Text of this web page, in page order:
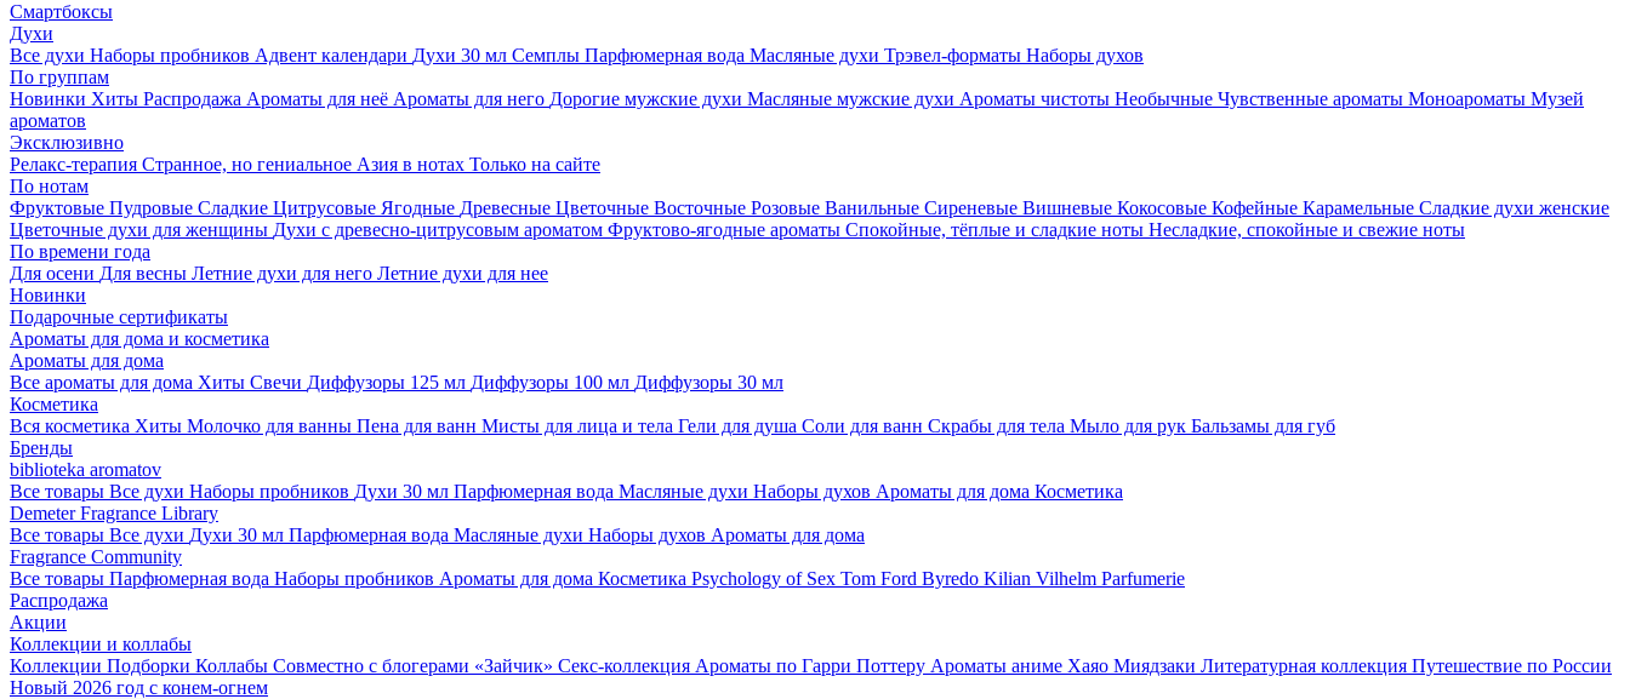
Смартбоксы
Духи
Все духи Наборы пробников Адвент календари Духи 30 мл Семплы Парфюмерная вода Масляные духи Трэвел-форматы Наборы духов
По группам
Новинки Хиты Распродажа Ароматы для неё Ароматы для него Дорогие мужские духи Масляные мужские духи Ароматы чистоты Необычные Чувственные ароматы Моноароматы Музей
ароматов
Эксклюзивно
Релакс-терапия Странное, но гениальное Азия в нотах Только на сайте
По нотам
Фруктовые Пудровые Сладкие Цитрусовые Ягодные Древесные Цветочные Восточные Розовые Ванильные Сиреневые Вишневые Кокосовые Кофейные Карамельные Сладкие духи женские
Цветочные духи для женщины Духи с древесно-цитрусовым ароматом Фруктово-ягодные ароматы Спокойные, тёплые и сладкие ноты Несладкие, спокойные и свежие ноты
По времени года
Для осени Для весны Летние духи для него Летние духи для нее
Новинки
Подарочные сертификаты
Ароматы для дома и косметика
Ароматы для дома
Все ароматы для дома Хиты Свечи Диффузоры 125 мл Диффузоры 100 мл Диффузоры 30 мл
Косметика
Вся косметика Хиты Молочко для ванны Пена для ванн Мисты для лица и тела Гели для душа Соли для ванн Скрабы для тела Мыло для рук Бальзамы для губ
Бренды
biblioteka aromatov
Все товары Все духи Наборы пробников Духи 30 мл Парфюмерная вода Масляные духи Наборы духов Ароматы для дома Косметика
Demeter Fragrance Library
Все товары Все духи Духи 30 мл Парфюмерная вода Масляные духи Наборы духов Ароматы для дома
Fragrance Community
Все товары Парфюмерная вода Наборы пробников Ароматы для дома Косметика Psychology of Sex Tom Ford Byredo Kilian Vilhelm Parfumerie
Распродажа
Акции
Коллекции и коллабы
Коллекции Подборки Коллабы Совместно с блогерами «Зайчик» Секс-коллекция Ароматы по Гарри Поттеру Ароматы аниме Хаяо Миядзаки Литературная коллекция Путешествие по России
Новый 2026 год с конем-огнем